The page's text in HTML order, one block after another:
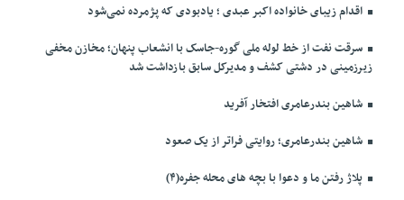
اقدام زیبای خانواده اکبر عبدی ؛ یادبودی که پژمرده نمی‌شود
سرقت نفت از خط لوله ملی گوره-جاسک با انشعاب پنهان؛ مخازن مخفی
زیرزمینی در دشتی کشف و مدیرکل سابق بازداشت شد
شاهین بندرعامری افتخار آفرید
شاهین بندرعامری؛ روایتی فراتر از یک صعود
پلاژ رفتن ما و دعوا با بچه های محله جفره(۴)